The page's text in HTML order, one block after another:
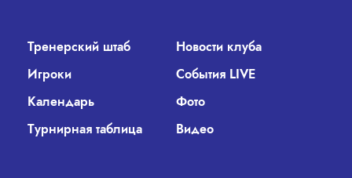
Тренерский штаб
Новости клуба
Игроки
События LIVE
Календарь
Фото
Турнирная таблица
Видео